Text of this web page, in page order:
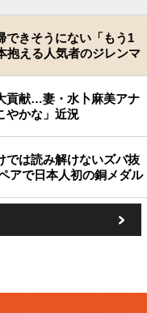
できそうにない「もう1
える人気者のジレンマ
貢献…妻・水卜麻美アナ
やかな」近況
は読み解けないズバ抜
アで日本人初の銅メダル